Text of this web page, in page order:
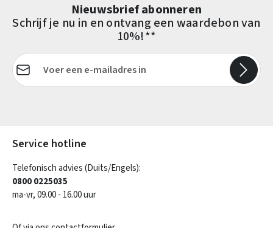
Nieuwsbrief abonneren
Schrijf je nu in en ontvang een waardebon van
10%!**
E-mailadres*
Service hotline
Telefonisch advies (Duits/Engels):
0800 0225035
ma-vr, 09.00 - 16.00 uur